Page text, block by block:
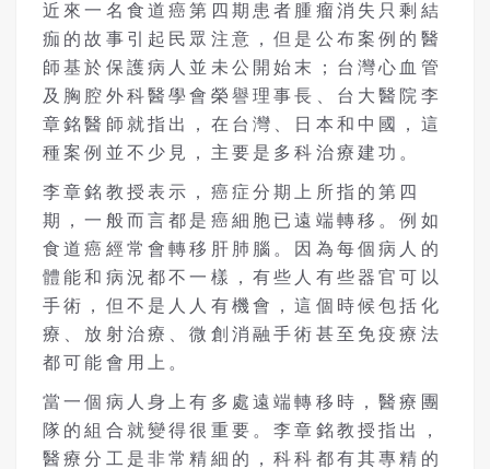
近來一名食道癌第四期患者腫瘤消失只剩結
痂的故事引起民眾注意，但是公布案例的醫
師基於保護病人並未公開始末；台灣心血管
及胸腔外科醫學會榮譽理事長、台大醫院李
章銘醫師就指出，在台灣、日本和中國，這
種案例並不少見，主要是多科治療建功。
李章銘教授表示，癌症分期上所指的第四
期，一般而言都是癌細胞已遠端轉移。例如
食道癌經常會轉移肝肺腦。因為每個病人的
體能和病況都不一樣，有些人有些器官可以
手術，但不是人人有機會，這個時候包括化
療、放射治療、微創消融手術甚至免疫療法
都可能會用上。
當一個病人身上有多處遠端轉移時，醫療團
隊的組合就變得很重要。李章銘教授指出，
醫療分工是非常精細的，科科都有其專精的